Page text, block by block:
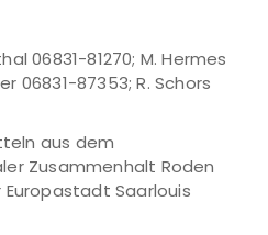
06831-81270; M. Hermes
06831-87353; R. Schors
aus dem
Zusammenhalt Roden
Europastadt Saarlouis